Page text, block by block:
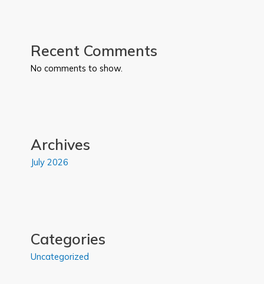
Recent Comments
No comments to show.
Archives
July 2026
Categories
Uncategorized